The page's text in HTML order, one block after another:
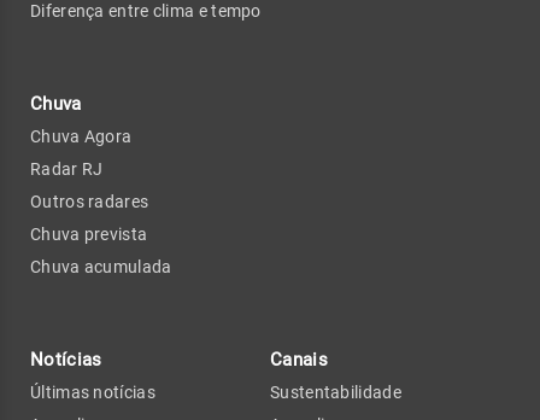
Diferença entre clima e tempo
Chuva
Chuva Agora
Radar RJ
Outros radares
Chuva prevista
Chuva acumulada
Notícias
Últimas notícias
Canais
Sustentabilidade